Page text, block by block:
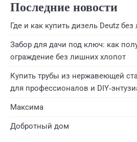
Последние новости
Где и как купить дизель Deutz
Забор для дачи под ключ: как
ограждение без лишних хлопот
Купить трубы из нержавеющей
для профессионалов и
Максима
Добротный дом